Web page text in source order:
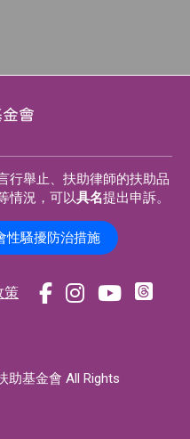
會
行舉止、扶助律師的扶助品
情況，可以具名提出申訴。
性騷擾防治措施
策
a
n
o
助基金會 All Rights